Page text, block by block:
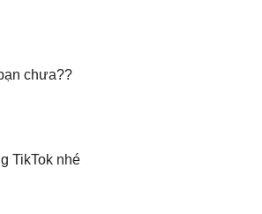
chưa??
TikTok nhé